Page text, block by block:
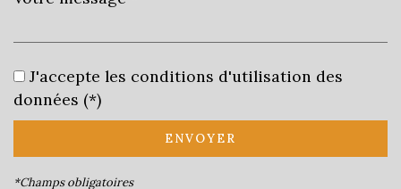
Collège
J'accepte les conditions d'utilisation des
données (*)
ENVOYER
*Champs obligatoires